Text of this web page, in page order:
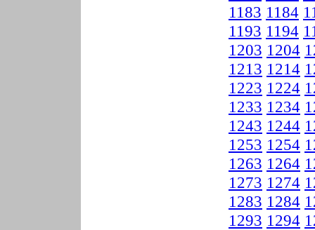
1183 1184
1193 1194
1203 1204
1213 1214
1223 1224
1233 1234
1243 1244
1253 1254
1263 1264
1273 1274
1283 1284
1293 1294